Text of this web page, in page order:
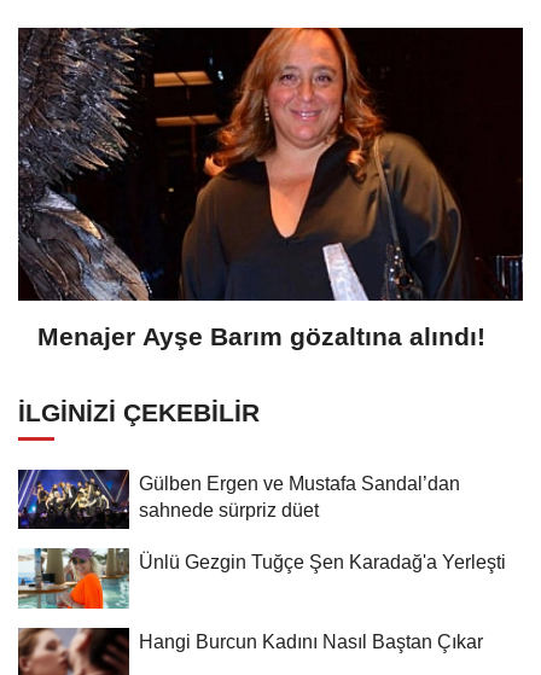
Menajer Ayşe Barım gözaltına alındı!
İLGINIZI ÇEKEBILIR
Gülben Ergen ve Mustafa Sandal’dan
sahnede sürpriz düet
Ünlü Gezgin Tuğçe Şen Karadağ'a Yerleşti
Hangi Burcun Kadını Nasıl Baştan Çıkar